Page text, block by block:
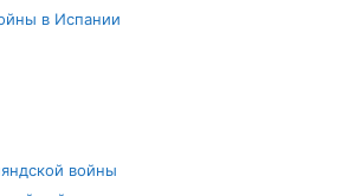
в Испании
войны